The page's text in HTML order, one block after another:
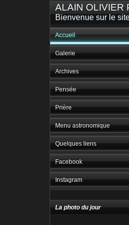
ALAIN OLIVIER
Bienvenue sur le
Accueil
Galerie
Archives
Pensée
Prière
Menu astronomique
Quelques liens
Facebook
Instagram
La photo du jour